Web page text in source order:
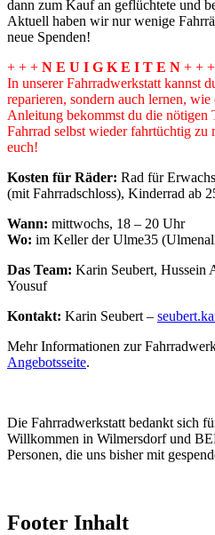
dann zum Kauf an geflüchtete und
Aktuell haben wir nur wenige
neue Spenden!
+ + + N E U I G K E I T E N + + +
In unserer Fahrradwerkstatt kannst
reparieren, sondern auch lernen,
Anleitung bekommst du die nötigen
Fahrrad selbst wieder fahrtüchtig zu
euch!
Kosten für Räder: Rad für
(mit Fahrradschloss), Kinderrad ab
Wann: mittwochs, 18 – 20 Uhr
Wo: im Keller der Ulme35
Das Team: Karin Seubert, Hussein
Yousuf
Kontakt: Karin Seubert –
Mehr Informationen zur
Angebotsseite.
Die Fahrradwerkstatt bedankt sich
Willkommen in Wilmersdorf und
Personen, die uns bisher mit
Footer Inhalt